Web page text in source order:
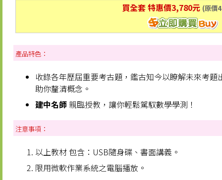
買全套 特惠價3,780元 (原價
產品特色：
收錄各年歷屆重要考古題，鑑古知今以瞭解未來考
助你釐清概念。
建中名師親臨授教，讓你輕鬆駕馭數學學測！
注意事項：
以上教材 包含：USB隨身碟、書面講義。
限用微軟作業系統之電腦播放。